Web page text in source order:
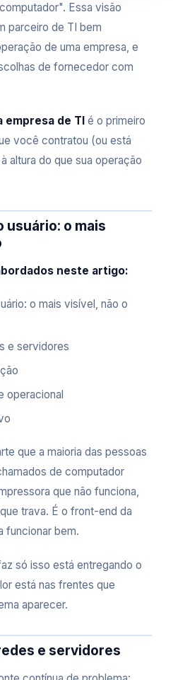
Essa visão
parceiro de TI bem
de uma empresa, e
de fornecedor com
empresa de TI é o primeiro
você contratou (ou está
altura do que sua operação
usuário: o mais
neste artigo:
o mais visível, não o
e servidores
operacional
que a maioria das pessoas
de computador
que não funciona,
trava. É o front-end da
funcionar bem.
só isso está entregando o
está nas frentes que
aparecer.
e servidores